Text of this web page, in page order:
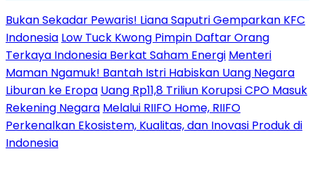
Bukan Sekadar Pewaris! Liana Saputri Gemparkan KFC
Indonesia Low Tuck Kwong Pimpin Daftar Orang
Terkaya Indonesia Berkat Saham Energi Menteri
Maman Ngamuk! Bantah Istri Habiskan Uang Negara
Liburan ke Eropa Uang Rp11,8 Triliun Korupsi CPO Masuk
Rekening Negara Melalui RIIFO Home, RIIFO
Perkenalkan Ekosistem, Kualitas, dan Inovasi Produk di
Indonesia